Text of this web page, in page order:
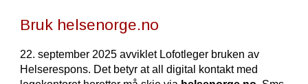
Bruk helsenorge.no
22. september 2025 avviklet Lofotleger bruken av
Helserespons. Det betyr at all digital kontakt med